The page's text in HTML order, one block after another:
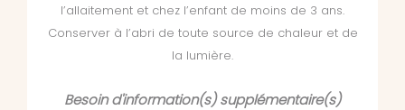
l’allaitement et chez l’enfant de moins de 3 ans.
Conserver à l’abri de toute source de chaleur et de
la lumière.
Besoin d'information(s) supplémentaire(s)